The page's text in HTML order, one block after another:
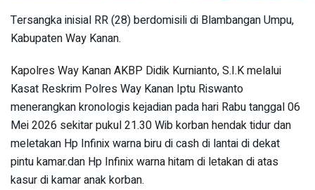
Tersangka inisial RR (28) berdomisili di Blambangan Umpu,
Kabupaten Way Kanan.
Kapolres Way Kanan AKBP Didik Kurnianto, S.I.K melalui
Kasat Reskrim Polres Way Kanan Iptu Riswanto
menerangkan kronologis kejadian pada hari Rabu tanggal 06
Mei 2026 sekitar pukul 21.30 Wib korban hendak tidur dan
meletakan Hp Infinix warna biru di cash di lantai di dekat
pintu kamar.dan Hp Infinix warna hitam di letakan di atas
kasur di kamar anak korban.